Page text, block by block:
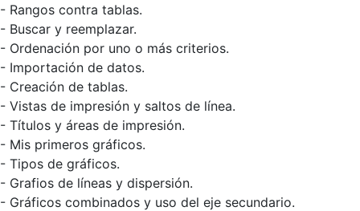
- Rangos contra tablas.
- Buscar y reemplazar.
- Ordenación por uno o más criterios.
- Importación de datos.
- Creación de tablas.
- Vistas de impresión y saltos de línea.
- Títulos y áreas de impresión.
- Mis primeros gráficos.
- Tipos de gráficos.
- Grafios de líneas y dispersión.
- Gráficos combinados y uso del eje secundario.